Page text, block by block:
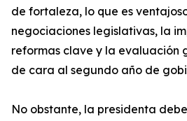
de fortaleza, lo que es
negociaciones legislativas, la
reformas clave y la evaluación
de cara al segundo año de
No obstante, la presidenta